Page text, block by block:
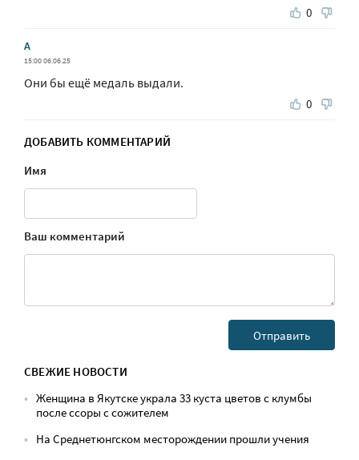
0
А
15:00 06.06.25
Они бы ещё медаль выдали.
0
ДОБАВИТЬ КОММЕНТАРИЙ
Имя
Ваш комментарий
СВЕЖИЕ НОВОСТИ
Женщина в Якутске украла 33 куста цветов с клумбы
после ссоры с сожителем
На Среднетюнгском месторождении прошли учения